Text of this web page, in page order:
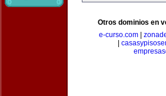
Otros dominios en
e-curso.com|